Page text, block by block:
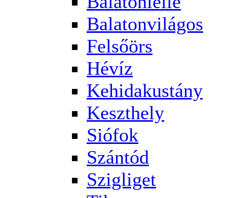
Balatonvilágos
Felsőörs
Hévíz
Kehidakustány
Keszthely
Siófok
Szántód
Szigliget